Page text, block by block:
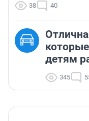
38 40
детям
345